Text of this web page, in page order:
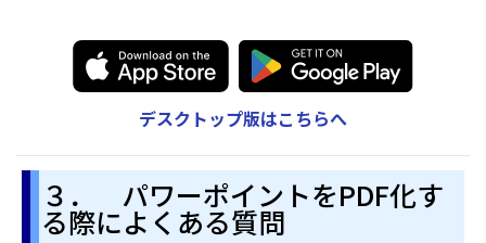
デスクトップ版はこちらへ
３． パワーポイントをPDF化す
る際によくある質問